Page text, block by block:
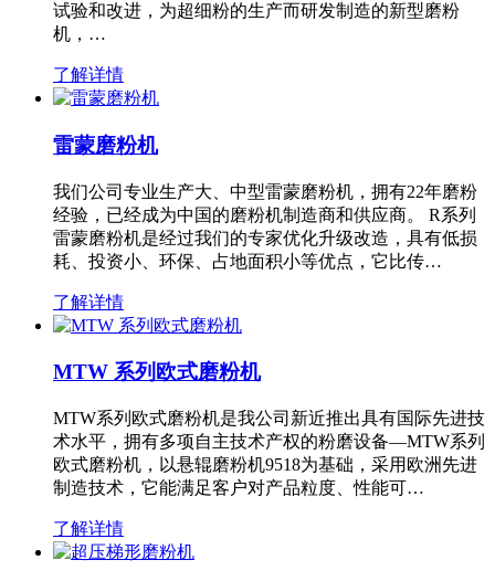
试验和改进，为超细粉的生产而研发制造的新型磨粉
机，…
了解详情
雷蒙磨粉机
我们公司专业生产大、中型雷蒙磨粉机，拥有22年磨粉
经验，已经成为中国的磨粉机制造商和供应商。 R系列
雷蒙磨粉机是经过我们的专家优化升级改造，具有低损
耗、投资小、环保、占地面积小等优点，它比传…
了解详情
MTW 系列欧式磨粉机
MTW系列欧式磨粉机是我公司新近推出具有国际先进技
术水平，拥有多项自主技术产权的粉磨设备—MTW系列
欧式磨粉机，以悬辊磨粉机9518为基础，采用欧洲先进
制造技术，它能满足客户对产品粒度、性能可…
了解详情